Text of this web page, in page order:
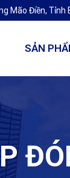
Mão Điền, Tỉnh
SẢN